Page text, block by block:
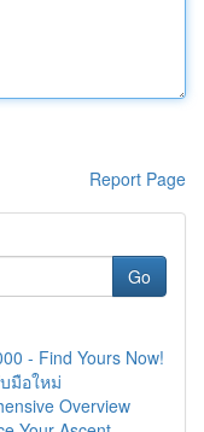
Report Page
Go
- Find Yours Now!
มือใหม่
Overview